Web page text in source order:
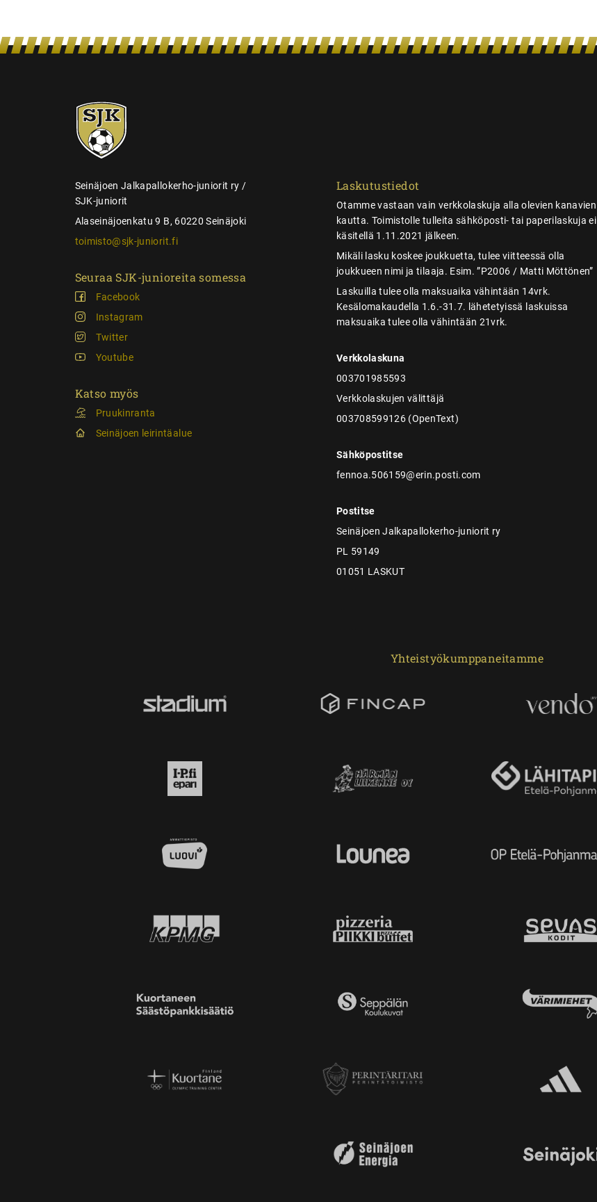
e
SJK-
juniorit
Seinäjoen Jalkapallokerho-juniorit ry /
SJK-juniorit
Alaseinäjoenkatu 9 B, 60220 Seinäjoki
toimisto@sjk-juniorit.fi
Seuraa SJK-junioreita somessa
Facebook
Instagram
Twitter
Youtube
Katso myös
Pruukinranta
Seinäjoen leirintäalue
Laskutustiedot
Otamme vastaan vain verkkolaskuja alla olevien kanavien
kautta. Toimistolle tulleita sähköposti- tai paperilaskuja ei
käsitellä 1.11.2021 jälkeen.
Mikäli lasku koskee joukkuetta, tulee viitteessä olla
joukkueen nimi ja tilaaja. Esim. ”P2006 / Matti Möttönen”
Laskuilla tulee olla maksuaika vähintään 14vrk.
Kesälomakaudella 1.6.-31.7. lähetetyissä laskuissa
maksuaika tulee olla vähintään 21vrk.
Verkkolaskuna
003701985593
Verkkolaskujen välittäjä
003708599126 (OpenText)
Sähköpostitse
fennoa.506159@erin.posti.com
Postitse
Seinäjoen Jalkapallokerho-juniorit ry
PL 59149
01051 LASKUT
Yhteistyökumppaneitamme